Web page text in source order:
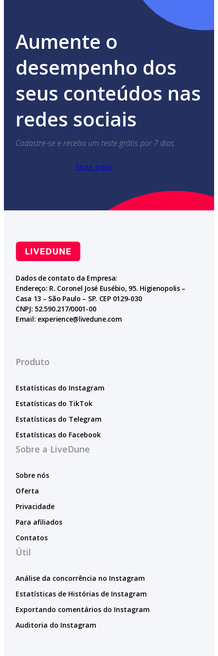
Aumente o
desempenho dos
seus conteúdos nas
redes sociais
Cadastre-se e receba um teste grátis por 7 dias
Teste grátis
Dados de contato da Empresa:
Endereço: R. Coronel José Eusébio, 95. Higienopolis –
Casa 13 – São Paulo – SP. CEP 0129-030
CNPJ: 52.590.217/0001-00
Email: experience@livedune.com
Produto
Estatísticas do Instagram
Estatísticas do TikTok
Estatísticas do Telegram
Estatísticas do Facebook
Sobre a LiveDune
Sobre nós
Oferta
Privacidade
Para afiliados
Contatos
Útil
Análise da concorrência no Instagram
Estatísticas de Histórias de Instagram
Exportando comentários do Instagram
Auditoria do Instagram